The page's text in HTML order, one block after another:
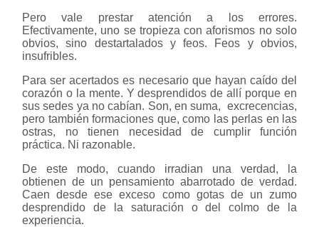
Pero vale prestar atención a los errores.
Efectivamente, uno se tropieza con aforismos no solo
obvios, sino destartalados y feos. Feos y obvios,
insufribles.
Para ser acertados es necesario que hayan caído del
corazón o la mente. Y desprendidos de allí porque en
sus sedes ya no cabían. Son, en suma, excrecencias,
pero también formaciones que, como las perlas en las
ostras, no tienen necesidad de cumplir función
práctica. Ni razonable.
De este modo, cuando irradian una verdad, la
obtienen de un pensamiento abarrotado de verdad.
Caen desde ese exceso como gotas de un zumo
desprendido de la saturación o del colmo de la
experiencia.